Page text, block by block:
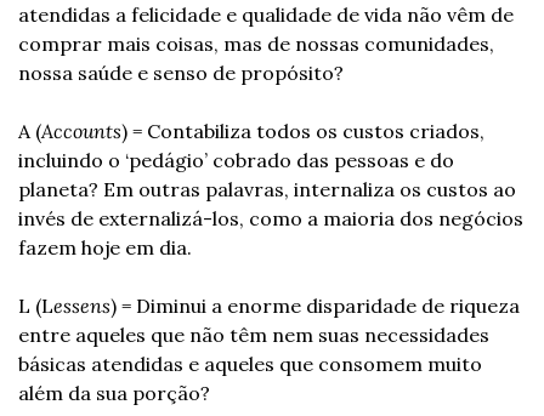
atendidas a felicidade e qualidade de vida não vêm de
comprar mais coisas, mas de nossas comunidades,
nossa saúde e senso de propósito?
A (Accounts) = Contabiliza todos os custos criados,
incluindo o ‘pedágio’ cobrado das pessoas e do
planeta? Em outras palavras, internaliza os custos ao
invés de externalizá-los, como a maioria dos negócios
fazem hoje em dia.
L (Lessens) = Diminui a enorme disparidade de riqueza
entre aqueles que não têm nem suas necessidades
básicas atendidas e aqueles que consomem muito
além da sua porção?